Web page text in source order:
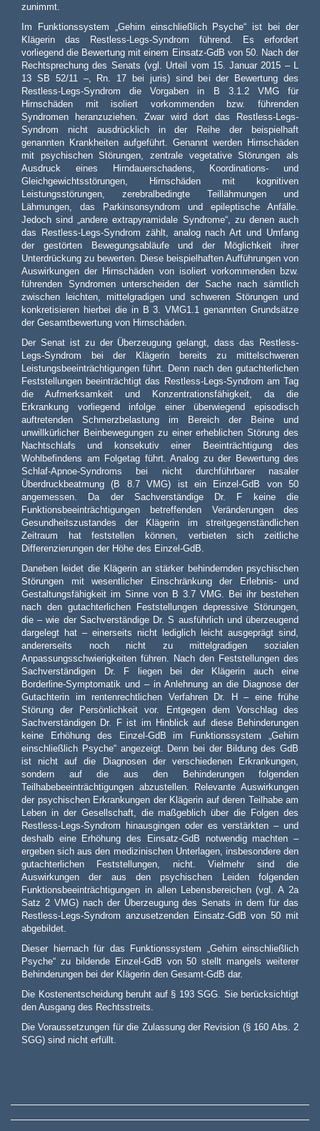
zunimmt.
Im Funktionssystem „Gehirn einschließlich Psyche“ ist bei der
Klägerin das Restless-Legs-Syndrom führend. Es erfordert
vorliegend die Bewertung mit einem Einsatz-GdB von 50. Nach der
Rechtsprechung des Senats (vgl. Urteil vom 15. Januar 2015 – L
13 SB 52/11 –, Rn. 17 bei juris) sind bei der Bewertung des
Restless-Legs-Syndrom die Vorgaben in B 3.1.2 VMG für
Hirnschäden mit isoliert vorkommenden bzw. führenden
Syndromen heranzuziehen. Zwar wird dort das Restless-Legs-
Syndrom nicht ausdrücklich in der Reihe der beispielhaft
genannten Krankheiten aufgeführt. Genannt werden Hirnschäden
mit psychischen Störungen, zentrale vegetative Störungen als
Ausdruck eines Hirndauerschadens, Koordinations- und
Gleichgewichtsstörungen, Hirnschäden mit kognitiven
Leistungsstörungen, zerebralbedingte Teillähmungen und
Lähmungen, das Parkinsonsyndrom und epileptische Anfälle.
Jedoch sind „andere extrapyramidale Syndrome“, zu denen auch
das Restless-Legs-Syndrom zählt, analog nach Art und Umfang
der gestörten Bewegungsabläufe und der Möglichkeit ihrer
Unterdrückung zu bewerten. Diese beispielhaften Aufführungen von
Auswirkungen der Hirnschäden von isoliert vorkommenden bzw.
führenden Syndromen unterscheiden der Sache nach sämtlich
zwischen leichten, mittelgradigen und schweren Störungen und
konkretisieren hierbei die in B 3. VMG1.1 genannten Grundsätze
der Gesamtbewertung von Hirnschäden.
Der Senat ist zu der Überzeugung gelangt, dass das Restless-
Legs-Syndrom bei der Klägerin bereits zu mittelschweren
Leistungsbeeinträchtigungen führt. Denn nach den gutachterlichen
Feststellungen beeinträchtigt das Restless-Legs-Syndrom am Tag
die Aufmerksamkeit und Konzentrationsfähigkeit, da die
Erkrankung vorliegend infolge einer überwiegend episodisch
auftretenden Schmerzbelastung im Bereich der Beine und
unwillkürlicher Beinbewegungen zu einer erheblichen Störung des
Nachtschlafs und konsekutiv einer Beeinträchtigung des
Wohlbefindens am Folgetag führt. Analog zu der Bewertung des
Schlaf-Apnoe-Syndroms bei nicht durchführbarer nasaler
Überdruckbeatmung (B 8.7 VMG) ist ein Einzel-GdB von 50
angemessen. Da der Sachverständige Dr. F keine die
Funktionsbeeinträchtigungen betreffenden Veränderungen des
Gesundheitszustandes der Klägerin im streitgegenständlichen
Zeitraum hat feststellen können, verbieten sich zeitliche
Differenzierungen der Höhe des Einzel-GdB.
Daneben leidet die Klägerin an stärker behindernden psychischen
Störungen mit wesentlicher Einschränkung der Erlebnis- und
Gestaltungsfähigkeit im Sinne von B 3.7 VMG. Bei ihr bestehen
nach den gutachterlichen Feststellungen depressive Störungen,
die – wie der Sachverständige Dr. S ausführlich und überzeugend
dargelegt hat – einerseits nicht lediglich leicht ausgeprägt sind,
andererseits noch nicht zu mittelgradigen sozialen
Anpassungsschwierigkeiten führen. Nach den Feststellungen des
Sachverständigen Dr. F liegen bei der Klägerin auch eine
Borderline-Symptomatik und – in Anlehnung an die Diagnose der
Gutachterin im rentenrechtlichen Verfahren Dr. H – eine frühe
Störung der Persönlichkeit vor. Entgegen dem Vorschlag des
Sachverständigen Dr. F ist im Hinblick auf diese Behinderungen
keine Erhöhung des Einzel-GdB im Funktionssystem „Gehirn
einschließlich Psyche“ angezeigt. Denn bei der Bildung des GdB
ist nicht auf die Diagnosen der verschiedenen Erkrankungen,
sondern auf die aus den Behinderungen folgenden
Teilhabebeeinträchtigungen abzustellen. Relevante Auswirkungen
der psychischen Erkrankungen der Klägerin auf deren Teilhabe am
Leben in der Gesellschaft, die maßgeblich über die Folgen des
Restless-Legs-Syndrom hinausgingen oder es verstärkten – und
deshalb eine Erhöhung des Einsatz-GdB notwendig machten –
ergeben sich aus den medizinischen Unterlagen, insbesondere den
gutachterlichen Feststellungen, nicht. Vielmehr sind die
Auswirkungen der aus den psychischen Leiden folgenden
Funktionsbeeinträchtigungen in allen Lebensbereichen (vgl. A 2a
Satz 2 VMG) nach der Überzeugung des Senats in dem für das
Restless-Legs-Syndrom anzusetzenden Einsatz-GdB von 50 mit
abgebildet.
Dieser hiernach für das Funktionssystem „Gehirn einschließlich
Psyche“ zu bildende Einzel-GdB von 50 stellt mangels weiterer
Behinderungen bei der Klägerin den Gesamt-GdB dar.
Die Kostenentscheidung beruht auf § 193 SGG. Sie berücksichtigt
den Ausgang des Rechtsstreits.
Die Voraussetzungen für die Zulassung der Revision (§ 160 Abs. 2
SGG) sind nicht erfüllt.